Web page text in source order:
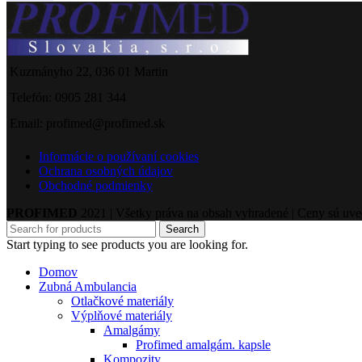
Informácie o používaní cookies
Ochrana osobných údajov
Obchodné podmienky
Search
Start typing to see products you are looking for.
Domov
Zubná Ambulancia
Otlačkové materiály
Výplňové materiály
Amalgámy
Profimed amalgám. kapsle
Kompozity